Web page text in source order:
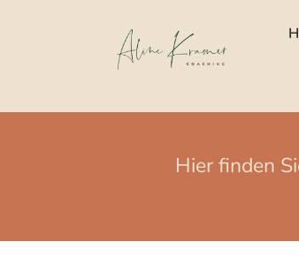
Hier finden